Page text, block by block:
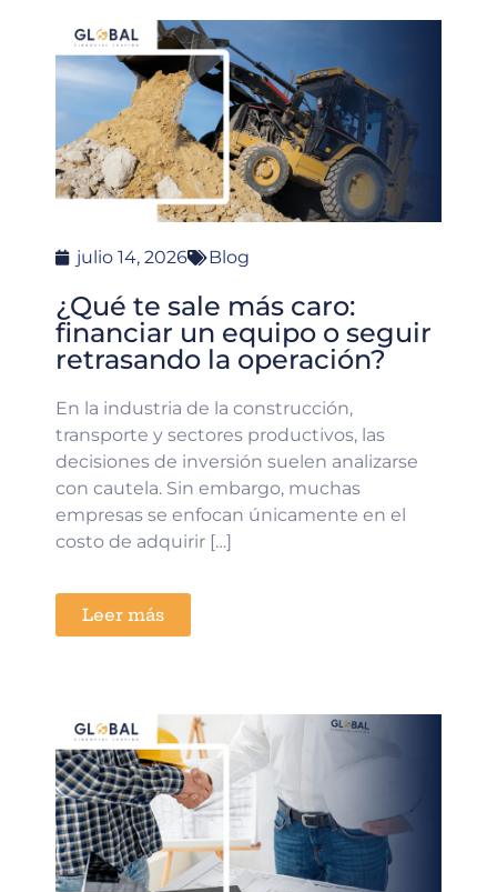
julio 14, 2026 Blog
¿Qué te sale más caro:
financiar un equipo o seguir
retrasando la operación?
En la industria de la construcción,
transporte y sectores productivos, las
decisiones de inversión suelen analizarse
con cautela. Sin embargo, muchas
empresas se enfocan únicamente en el
costo de adquirir […]
Leer más